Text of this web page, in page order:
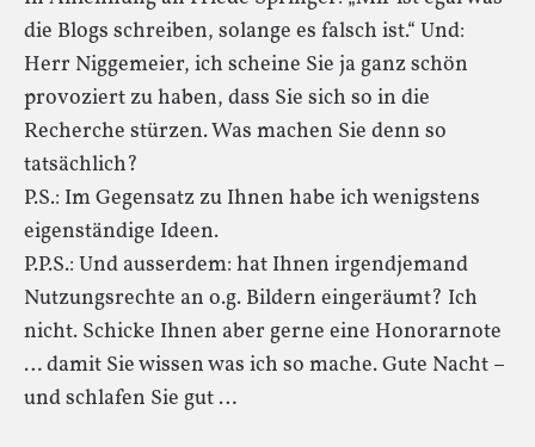
die Blogs schreiben, solange es falsch ist.“ Und:
Herr Niggemeier, ich scheine Sie ja ganz schön
provoziert zu haben, dass Sie sich so in die
Recherche stürzen. Was machen Sie denn so
tatsächlich?
P.S.: Im Gegensatz zu Ihnen habe ich wenigstens
eigenständige Ideen.
P.P.S.: Und ausserdem: hat Ihnen irgendjemand
Nutzungsrechte an o.g. Bildern eingeräumt? Ich
nicht. Schicke Ihnen aber gerne eine Honorarnote
… damit Sie wissen was ich so mache. Gute Nacht –
und schlafen Sie gut …